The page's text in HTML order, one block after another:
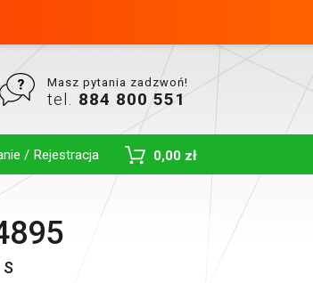
Masz pytania zadzwoń!
tel. 884 800 551
/ Rejestracja 0,00 zł
Toggle Dropdown